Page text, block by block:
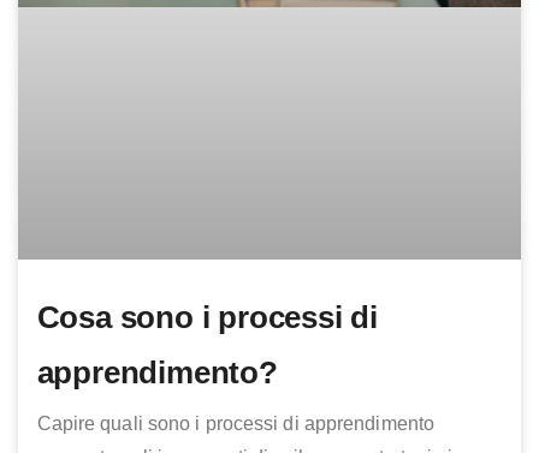
Cosa sono i processi di
apprendimento?
Capire quali sono i processi di apprendimento